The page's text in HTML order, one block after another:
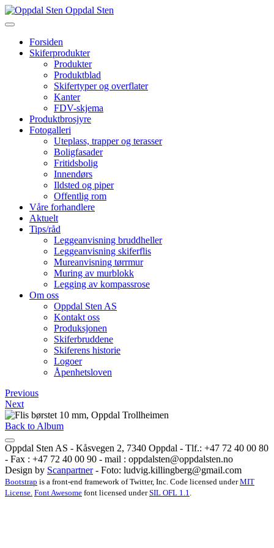
Oppdal Sten
Forsiden
Skiferprodukter
Produkter
Produktblad
Skifertyper og overflater
Kanter
FDV-skjema
Produktbrosjyre
Fotogalleri
Uteplass, trapper og terasser
Boligfasader
Fritidsbolig
Innendørs
Ildsted og piper
Offentlig rom
Våre forhandlere
Aktuelt
Tips/råd
Leggeanvisning bruddheller
Leggeanvisning skiferflis
Mureanvisning tørrmur
Muring av murblokk
Legging av kompassrose
Om oss
Oppdal Sten AS
Kontakt oss
Produksjonen
Skiferbruddene
Skiferens historie
Logoer
Åpenhetsloven
Previous
Next
Back to Album
Oppdal Sten AS - Kåsvegen 2, 7340 Oppdal - Tlf.: +47 72 40 00 80
- Fax : +47 72 40 00 90 - mail : oppdalsten@oppdalsten.no
Design by Scanpartner- Foto: ludvig.killingberg@gmail.com
Bootstrap is a front-end framework of Twitter, Inc. Code licensed underMIT
License. Font Awesome font licensed underSIL OFL 1.1.